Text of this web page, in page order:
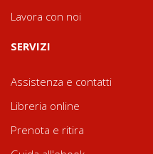
Lavora con noi
SERVIZI
Assistenza e contatti
Libreria online
Prenota e ritira